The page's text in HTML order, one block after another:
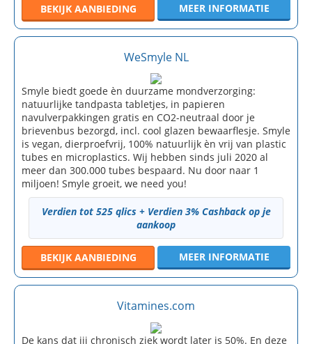
BEKIJK AANBIEDING MEER INFORMATIE
WeSmyle NL
Smyle biedt goede èn duurzame mondverzorging:
natuurlijke tandpasta tabletjes, in papieren
navulverpakkingen gratis en CO2-neutraal door je
brievenbus bezorgd, incl. cool glazen bewaarflesje. Smyle
is vegan, dierproefvrij, 100% natuurlijk èn vrij van plastic
tubes en microplastics. Wij hebben sinds juli 2020 al
meer dan 300.000 tubes bespaard. Nu door naar 1
miljoen! Smyle groeit, we need you!
Verdien tot 525 qlics + Verdien 3% Cashback op je
aankoop
BEKIJK AANBIEDING MEER INFORMATIE
Vitamines.com
De kans dat jij chronisch ziek wordt later is 50%. En deze